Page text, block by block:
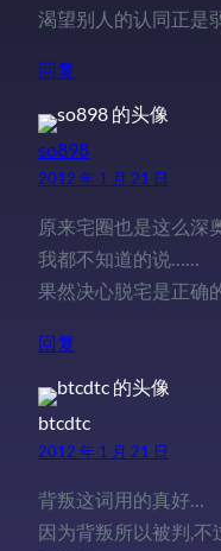
渴望别人的认同正是
回复
so898
2012 年 1 月 21 日
原来宅圈也是这么深
我都不知道的说……
果然决心脱宅是正确
回复
btcdtc
2012 年 1 月 21 日
背叛这词用的真好…
因为背叛所以被判,